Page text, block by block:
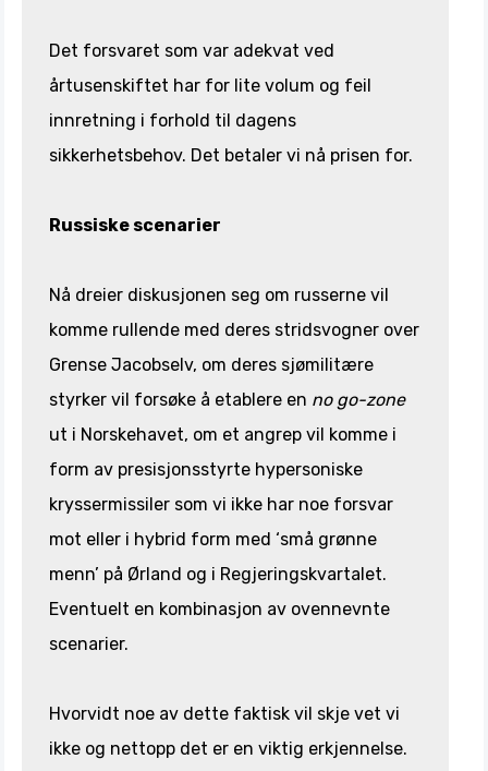
Det forsvaret som var adekvat ved
årtusenskiftet har for lite volum og feil
innretning i forhold til dagens
sikkerhetsbehov. Det betaler vi nå prisen for.
Russiske scenarier
Nå dreier diskusjonen seg om russerne vil
komme rullende med deres stridsvogner over
Grense Jacobselv, om deres sjømilitære
styrker vil forsøke å etablere en no go-zone
ut i Norskehavet, om et angrep vil komme i
form av presisjonsstyrte hypersoniske
kryssermissiler som vi ikke har noe forsvar
mot eller i hybrid form med ‘små grønne
menn’ på Ørland og i Regjeringskvartalet.
Eventuelt en kombinasjon av ovennevnte
scenarier.
Hvorvidt noe av dette faktisk vil skje vet vi
ikke og nettopp det er en viktig erkjennelse.